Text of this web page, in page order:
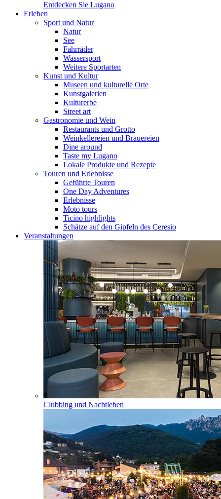
Entdecken Sie Lugano
Erleben
Sport und Natur
Natur
See
Fahrräder
Wassersport
Weitere Sportarten
Kunst und Kultur
Museen und kulturelle Orte
Kunstgalerien
Kulturerbe
Street art
Gastronomie und Wein
Restaurants und Grotto
Weinkellereien und Brauereien
Dine around
Taste my Lugano
Lokale Produkte und Rezepte
Touren und Erlebnisse
Geführte Touren
One Day Adventures
Erlebnisse
Moto tours
Ticino highlights
Schätze auf den Gipfeln des Ceresio
Veranstaltungen
Clubbing und Nachtleben